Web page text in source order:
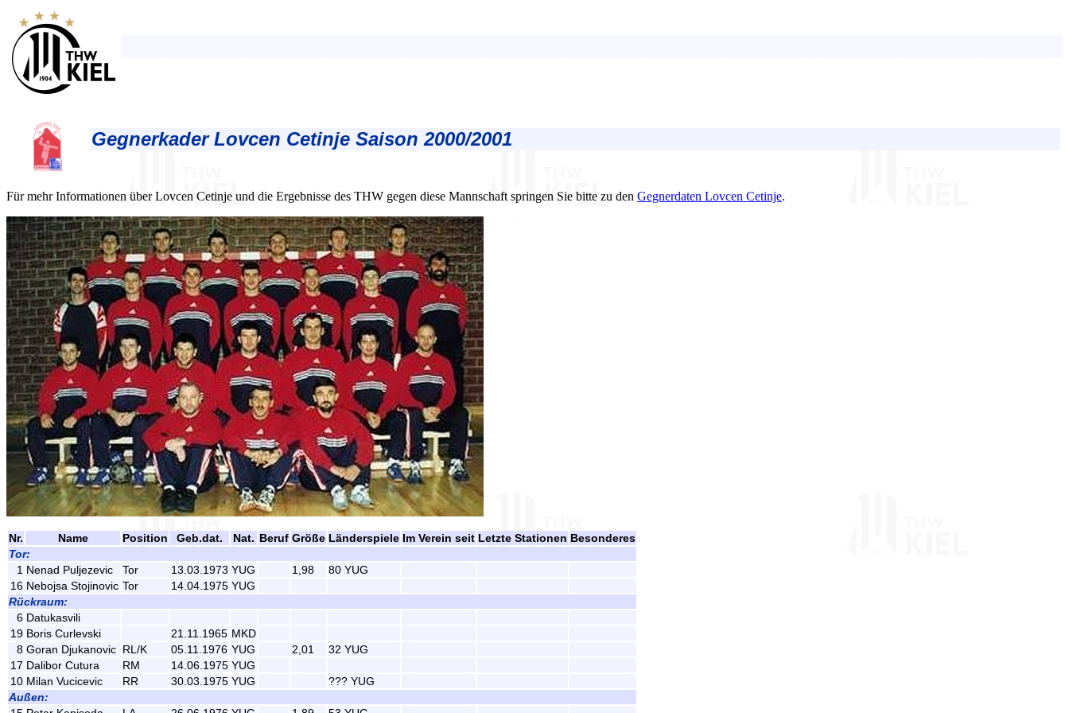
Gegnerkader Lovcen Cetinje Saison 2000/2001
Für mehr Informationen über Lovcen Cetinje und die Ergebnisse des THW gegen diese Mannschaft springen Sie bitte zu den Gegnerdaten Lovcen Cetinje.
Nr. Name Position Geb.dat. Nat. Beruf Größe Länderspiele Im Verein seit Letzte Stationen Besonderes
Tor:
1 Nenad Puljezevic Tor 13.03.1973 YUG 1,98
80 YUG
16 Nebojsa Stojinovic Tor 14.04.1975 YUG
Rückraum:
6 Datukasvili
19 Boris Curlevski 21.11.1965 MKD
8 Goran Djukanovic RL/K 05.11.1976 YUG 2,01
32 YUG
17 Dalibor Cutura RM 14.06.1975 YUG
10 Milan Vucicevic RR 30.03.1975 YUG
??? YUG
Außen: